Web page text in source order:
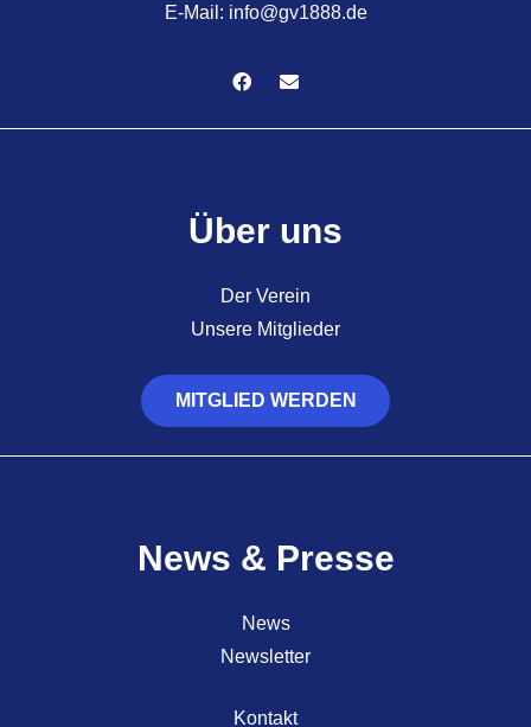
E-Mail: info@gv1888.de
Über uns
Der Verein
Unsere Mitglieder
MITGLIED WERDEN
News & Presse
News
Newsletter
Kontakt